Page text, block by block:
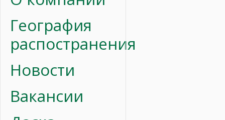
География
распостранения
Новости
Вакансии